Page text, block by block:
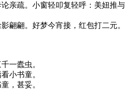
亲疏。小窗轻叩复轻呼：美妞推与
翩翩。好梦今宵接，红包打二元。
一蠹虫。
小书童。
，甚妥。